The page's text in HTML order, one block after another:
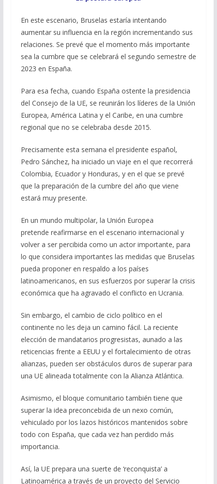
En este escenario, Bruselas estaría intentando
aumentar su influencia en la región incrementando sus
relaciones. Se prevé que el momento más importante
sea la cumbre que se celebrará el segundo semestre de
2023 en España.
Para esa fecha, cuando España ostente la presidencia
del Consejo de la UE, se reunirán los líderes de la Unión
Europea, América Latina y el Caribe, en una cumbre
regional que no se celebraba desde 2015.
Precisamente esta semana el presidente español,
Pedro Sánchez, ha iniciado un viaje en el que recorrerá
Colombia, Ecuador y Honduras, y en el que se prevé
que la preparación de la cumbre del año que viene
estará muy presente.
En un mundo multipolar, la Unión Europea
pretende reafirmarse en el escenario internacional y
volver a ser percibida como un actor importante, para
lo que considera importantes las medidas que Bruselas
pueda proponer en respaldo a los países
latinoamericanos, en sus esfuerzos por superar la crisis
económica que ha agravado el conflicto en Ucrania.
Sin embargo, el cambio de ciclo político en el
continente no les deja un camino fácil. La reciente
elección de mandatarios progresistas, aunado a las
reticencias frente a EEUU y el fortalecimiento de otras
alianzas, pueden ser obstáculos duros de superar para
una UE alineada totalmente con la Alianza Atlántica.
Asimismo, el bloque comunitario también tiene que
superar la idea preconcebida de un nexo común,
vehiculado por los lazos históricos mantenidos sobre
todo con España, que cada vez han perdido más
importancia.
Así, la UE prepara una suerte de ‘reconquista’ a
Latinoamérica a través de un proyecto del Servicio